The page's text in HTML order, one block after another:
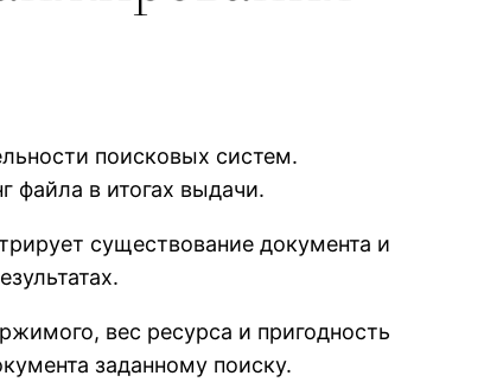
поисковых систем.
файла в итогах выдачи.
существование документа и
вес ресурса и пригодность
заданному поиску.